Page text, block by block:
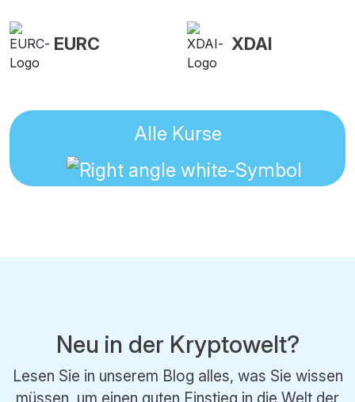
EURC XDAI
Alle Kurse
Neu in der Kryptowelt?
Lesen Sie in unserem Blog alles, was Sie wissen
müssen, um einen guten Einstieg in die Welt der